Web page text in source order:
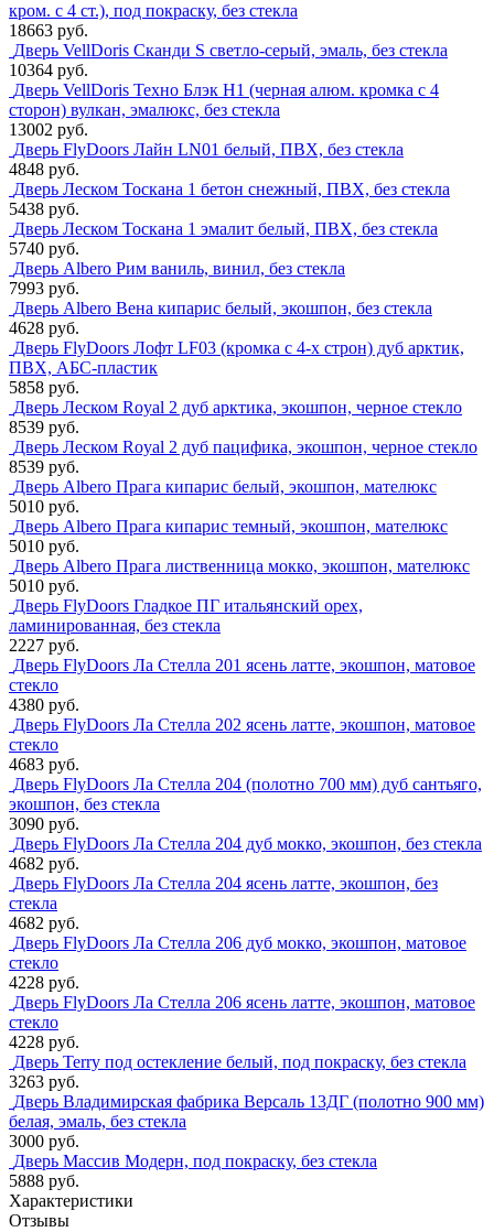
кром. с 4 ст.), под покраску, без стекла
18663 руб.
Дверь VellDoris Сканди S светло-серый, эмаль, без стекла
10364 руб.
Дверь VellDoris Техно Блэк H1 (черная алюм. кромка с 4
сторон) вулкан, эмалюкс, без стекла
13002 руб.
Дверь FlyDoors Лайн LN01 белый, ПВХ, без стекла
4848 руб.
Дверь Леском Тоскана 1 бетон снежный, ПВХ, без стекла
5438 руб.
Дверь Леском Тоскана 1 эмалит белый, ПВХ, без стекла
5740 руб.
Дверь Albero Рим ваниль, винил, без стекла
7993 руб.
Дверь Albero Вена кипарис белый, экошпон, без стекла
4628 руб.
Дверь FlyDoors Лофт LF03 (кромка с 4-х строн) дуб арктик,
ПВХ, АБС-пластик
5858 руб.
Дверь Леском Royal 2 дуб арктика, экошпон, черное стекло
8539 руб.
Дверь Леском Royal 2 дуб пацифика, экошпон, черное стекло
8539 руб.
Дверь Albero Прага кипарис белый, экошпон, мателюкс
5010 руб.
Дверь Albero Прага кипарис темный, экошпон, мателюкс
5010 руб.
Дверь Albero Прага лиственница мокко, экошпон, мателюкс
5010 руб.
Дверь FlyDoors Гладкое ПГ итальянский орех,
ламинированная, без стекла
2227 руб.
Дверь FlyDoors Ла Стелла 201 ясень латте, экошпон, матовое
стекло
4380 руб.
Дверь FlyDoors Ла Стелла 202 ясень латте, экошпон, матовое
стекло
4683 руб.
Дверь FlyDoors Ла Стелла 204 (полотно 700 мм) дуб сантьяго,
экошпон, без стекла
3090 руб.
Дверь FlyDoors Ла Стелла 204 дуб мокко, экошпон, без стекла
4682 руб.
Дверь FlyDoors Ла Стелла 204 ясень латте, экошпон, без
стекла
4682 руб.
Дверь FlyDoors Ла Стелла 206 дуб мокко, экошпон, матовое
стекло
4228 руб.
Дверь FlyDoors Ла Стелла 206 ясень латте, экошпон, матовое
стекло
4228 руб.
Дверь Terry под остекление белый, под покраску, без стекла
3263 руб.
Дверь Владимирская фабрика Версаль 13ДГ (полотно 900 мм)
белая, эмаль, без стекла
3000 руб.
Дверь Массив Модерн, под покраску, без стекла
5888 руб.
Характеристики
Отзывы